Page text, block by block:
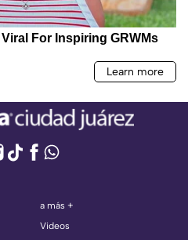
a más +
Videos